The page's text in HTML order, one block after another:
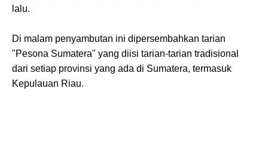
lalu.
Di malam penyambutan ini dipersembahkan tarian
"Pesona Sumatera" yang diisi tarian-tarian tradisional
dari setiap provinsi yang ada di Sumatera, termasuk
Kepulauan Riau.